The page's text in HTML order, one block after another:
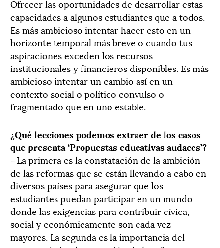
Ofrecer las oportunidades de desarrollar estas
capacidades a algunos estudiantes que a todos.
Es más ambicioso intentar hacer esto en un
horizonte temporal más breve o cuando tus
aspiraciones exceden los recursos
institucionales y financieros disponibles. Es más
ambicioso intentar un cambio así en un
contexto social o político convulso o
fragmentado que en uno estable.
¿Qué lecciones podemos extraer de los casos
que presenta ‘Propuestas educativas audaces’?
—La primera es la constatación de la ambición
de las reformas que se están llevando a cabo en
diversos países para asegurar que los
estudiantes puedan participar en un mundo
donde las exigencias para contribuir cívica,
social y económicamente son cada vez
mayores. La segunda es la importancia del